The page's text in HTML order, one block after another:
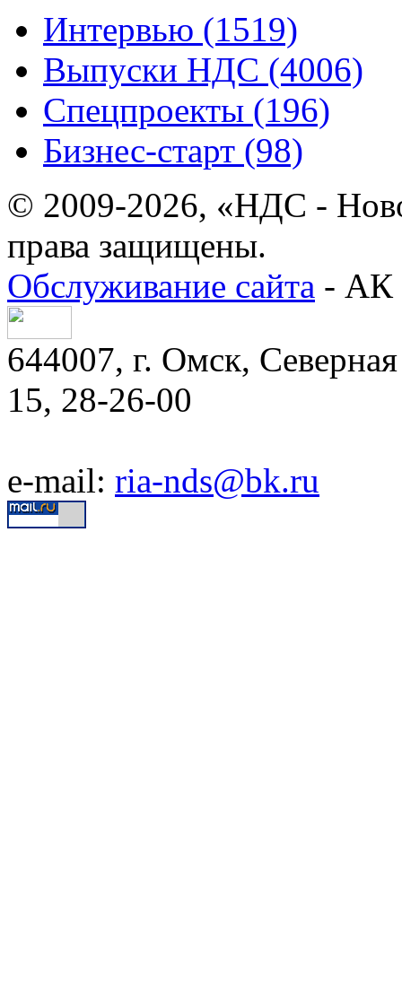
Интервью (1519)
Выпуски НДС (4006)
Спецпроекты (196)
Бизнес-старт (98)
© 2009-2026, «НДС -
права защищены.
Обслуживание сайта - АК
644007, г. Омск,
15, 28-26-00
e-mail: ria-nds@bk.ru